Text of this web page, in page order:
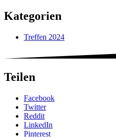
Kategorien
Treffen 2024
Teilen
Facebook
Twitter
Reddit
LinkedIn
Pinterest